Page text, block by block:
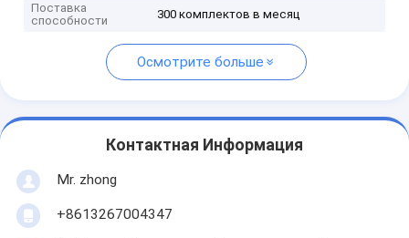
Поставка
способности
300 комплектов в месяц
Осмотрите больше
Контактная Информация
Mr. zhong
+8613267004347